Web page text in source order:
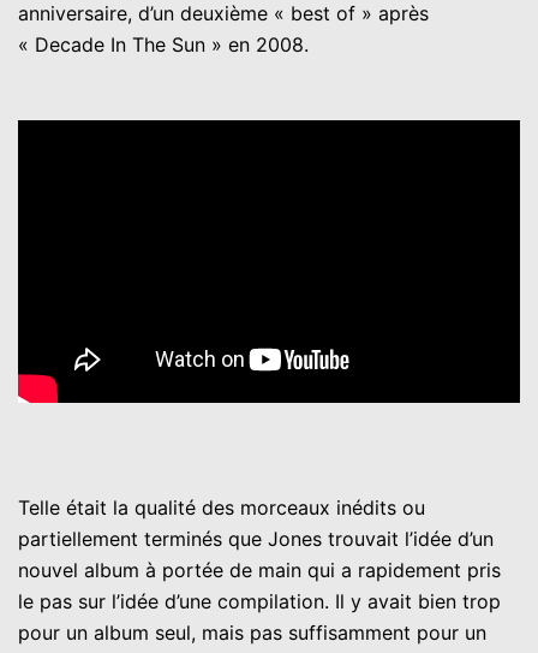
anniversaire, d’un deuxième « best of » après
« Decade In The Sun » en 2008.
Telle était la qualité des morceaux inédits ou
partiellement terminés que Jones trouvait l’idée d’un
nouvel album à portée de main qui a rapidement pris
le pas sur l’idée d’une compilation. Il y avait bien trop
pour un album seul, mais pas suffisamment pour un